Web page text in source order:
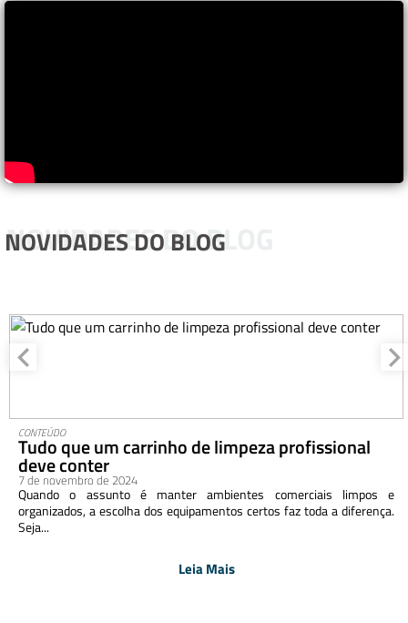
NOVIDADES DO BLOG
NOVIDADES DO BLOG
CONTEÚDO
Tudo que um carrinho de limpeza profissional
deve conter
7 de novembro de 2024
Quando o assunto é manter ambientes comerciais limpos e
organizados, a escolha dos equipamentos certos faz toda a diferença.
Seja...
Leia Mais